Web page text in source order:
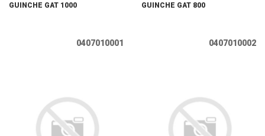
GUINCHE GAT 1000
0407010001
GUINCHE GAT 800
0407010002